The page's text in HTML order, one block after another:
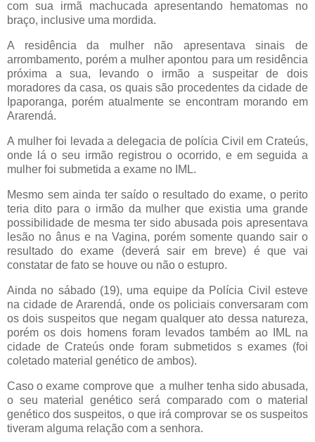
com sua irmã machucada apresentando hematomas no
braço, inclusive uma mordida.
A residência da mulher não apresentava sinais de
arrombamento, porém a mulher apontou para um residência
próxima a sua, levando o irmão a suspeitar de dois
moradores da casa, os quais são procedentes da cidade de
Ipaporanga, porém atualmente se encontram morando em
Ararendá.
A mulher foi levada a delegacia de polícia Civil em Crateús,
onde lá o seu irmão registrou o ocorrido, e em seguida a
mulher foi submetida a exame no IML.
Mesmo sem ainda ter saído o resultado do exame, o perito
teria dito para o irmão da mulher que existia uma grande
possibilidade de mesma ter sido abusada pois apresentava
lesão no ânus e na Vagina, porém somente quando sair o
resultado do exame (deverá sair em breve) é que vai
constatar de fato se houve ou não o estupro.
Ainda no sábado (19), uma equipe da Polícia Civil esteve
na cidade de Ararendá, onde os policiais conversaram com
os dois suspeitos que negam qualquer ato dessa natureza,
porém os dois homens foram levados também ao IML na
cidade de Crateús onde foram submetidos s exames (foi
coletado material genético de ambos).
Caso o exame comprove que a mulher tenha sido abusada,
o seu material genético será comparado com o material
genético dos suspeitos, o que irá comprovar se os suspeitos
tiveram alguma relação com a senhora.